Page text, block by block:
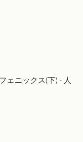
ェニックス(下) - 人